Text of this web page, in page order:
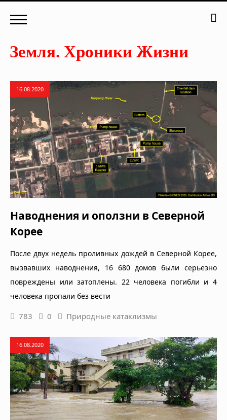
16.08.2020
Наводнения и оползни в Северной
Корее
После двух недель проливных дождей в Северной Корее,
вызвавших наводнения, 16 680 домов были серьезно
повреждены или затоплены. 22 человека погибли и 4
человека пропали без вести
783 0 Природные катаклизмы
16.08.2020